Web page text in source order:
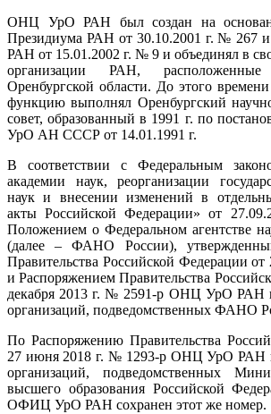
ОНЦ УрО РАН был создан на
Президиума РАН от 30.10.2001 г. № 267
РАН от 15.01.2002 г. № 9 и объединял в
организации РАН,
Оренбургской области. До этого
функцию выполнял Оренбургский
совет, образованный в 1991 г. по
УрО АН СССР от 14.01.1991 г.
В соответствии с Федеральным
академии наук, реорганизации
наук и внесении изменений в
акты Российской Федерации» от
Положением о Федеральном агентстве
(далее – ФАНО России),
Правительства Российской Федерации
и Распоряжением Правительства
декабря 2013 г. № 2591-р ОНЦ УрО РАН
организаций, подведомственных ФАНО
По Распоряжению Правительства
27 июня 2018 г. № 1293-р ОНЦ УрО РАН
организаций, подведомственных
высшего образования Российской
ОФИЦ УрО РАН сохранен этот же номер.